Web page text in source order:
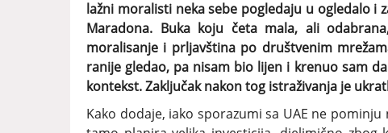
lažni moralisti neka sebe pogledaju u ogledalo
Maradona. Buka koju četa mala, ali
moralisanje i prljavština po društvenim
ranije gledao, pa nisam bio lijen i krenuo sam
kontekst. Zaključak nakon tog istraživanja je
Kako dodaje, iako sporazumi sa UAE ne